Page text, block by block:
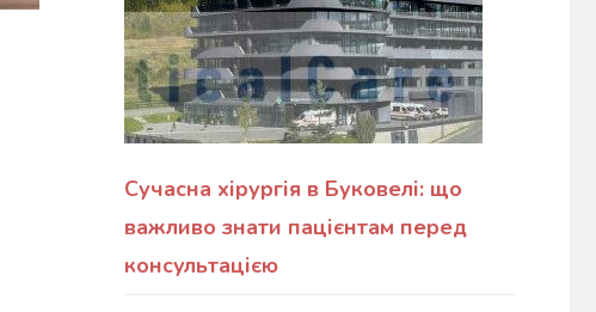
Сучасна хірургія в Буковелі: що
важливо знати пацієнтам перед
консультацією